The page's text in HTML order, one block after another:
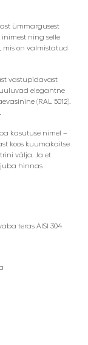
ümmargusest
ning selle
mis on valmistatud
vastupidavast
elegantne
(RAL 5012).
kasutuse nimel –
koos kuumakaitse
välja. Ja et
juba hinnas
teras AISI 304